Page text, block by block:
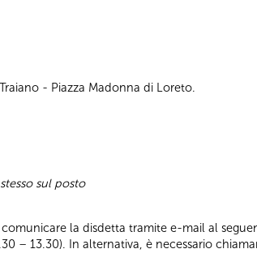
- Piazza Madonna di Loreto.
sul posto
la disdetta tramite e-mail al
– 13.30). In alternativa, è necessario